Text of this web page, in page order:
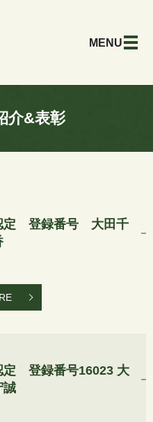
メ
介&表彰
定 登録番号 大田千
定 登録番号16023 大
誠